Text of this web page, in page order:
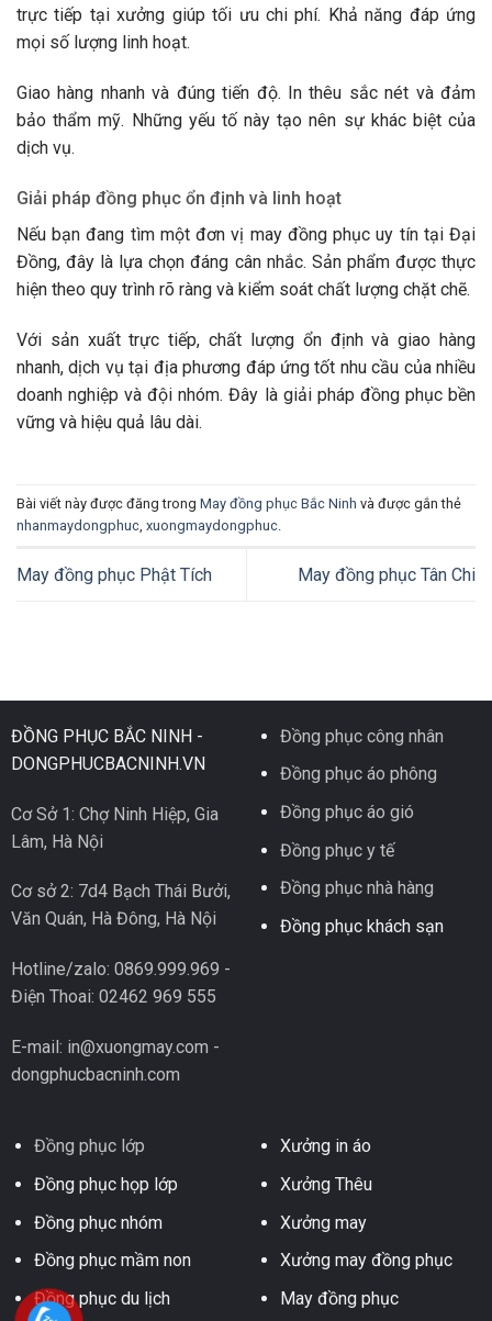
trực tiếp tại xưởng giúp tối ưu chi phí. Khả năng đáp ứng
mọi số lượng linh hoạt.
Giao hàng nhanh và đúng tiến độ. In thêu sắc nét và đảm
bảo thẩm mỹ. Những yếu tố này tạo nên sự khác biệt của
dịch vụ.
Giải pháp đồng phục ổn định và linh hoạt
Nếu bạn đang tìm một đơn vị may đồng phục uy tín tại Đại
Đồng, đây là lựa chọn đáng cân nhắc. Sản phẩm được thực
hiện theo quy trình rõ ràng và kiểm soát chất lượng chặt chẽ.
Với sản xuất trực tiếp, chất lượng ổn định và giao hàng
nhanh, dịch vụ tại địa phương đáp ứng tốt nhu cầu của nhiều
doanh nghiệp và đội nhóm. Đây là giải pháp đồng phục bền
vững và hiệu quả lâu dài.
Bài viết này được đăng trong May đồng phục Bắc Ninh và được gắn thẻ
nhanmaydongphuc xuongmaydongphuc
May đồng phục Phật Tích May đồng phục Tân Chi
ĐỒNG PHỤC BẮC NINH -
DONGPHUCBACNINH.VN
Cơ Sở 1: Chợ Ninh Hiệp, Gia
Lâm, Hà Nội
Cơ sở 2: 7d4 Bạch Thái Bưởi,
Văn Quán, Hà Đông, Hà Nội
Hotline/zalo: 0869.999.969 -
Điện Thoai: 02462 969 555
E-mail: in@xuongmay.com -
dongphucbacninh.com
Đồng phục công nhân
Đồng phục áo phông
Đồng phục áo gió
Đồng phục y tế
Đồng phục nhà hàng
Đồng phục khách sạn
Đồng phục lớp
Đồng phục họp lớp
Đồng phục nhóm
Đồng phục mầm non
Đồng phục du lịch
Xưởng in áo
Xưởng Thêu
Xưởng may
Xưởng may đồng phục
May đồng phục